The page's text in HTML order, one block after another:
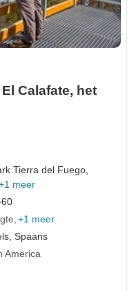
Calafate, het
Tierra del Fuego,
meer
+1 meer
Spaans
America